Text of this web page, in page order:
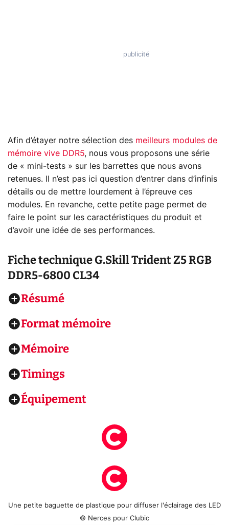
Afin d’étayer notre sélection des meilleurs modules de
mémoire vive DDR5, nous vous proposons une série
de « mini-tests » sur les barrettes que nous avons
retenues. Il n’est pas ici question d’entrer dans d’infinis
détails ou de mettre lourdement à l’épreuve ces
modules. En revanche, cette petite page permet de
faire le point sur les caractéristiques du produit et
d’avoir une idée de ses performances.
Fiche techniqueG.Skill Trident Z5 RGB
DDR5-6800 CL34
Résumé
Format mémoire
Mémoire
Timings
Équipement
Une petite baguette de plastique pour diffuser l'éclairage des LED
© Nerces pour Clubic